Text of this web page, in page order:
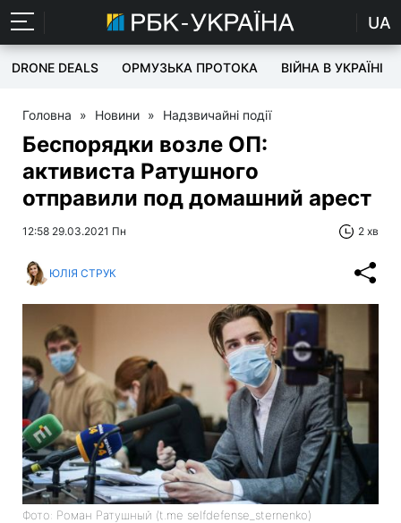
UA
DRONE DEALS ОРМУЗЬКА ПРОТОКА ВІЙНА В УКРАЇНІ
Головна » Новини » Надзвичайні події
Беспорядки возле ОП:
активиста Ратушного
отправили под домашний арест
12:58 29.03.2021 Пн 2 хв
ЮЛІЯ СТРУК
Фото: Роман Ратушный (t.me selfdefense_sternenko)